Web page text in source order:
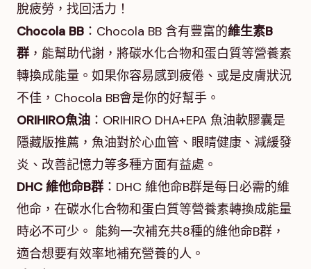
脫疲勞，找回活力！
Chocola BB ：Chocola BB 含有豐富的維生素B
群 ，能幫助代謝，將碳水化合物和蛋白質等營養素
轉換成能量。如果你容易感到疲倦、或是皮膚狀況
不佳，Chocola BB會是你的好幫手。
ORIHIRO魚油 ：ORIHIRO DHA+EPA 魚油軟膠囊是
隱藏版推薦，魚油對於心血管、眼睛健康、減緩發
炎、改善記憶力等多種方面有益處。
DHC 維他命B群 ：DHC 維他命B群是每日必需的維
他命，在碳水化合物和蛋白質等營養素轉換成能量
時必不可少。 能夠一次補充共8種的維他命B群，
適合想要有效率地補充營養的人。